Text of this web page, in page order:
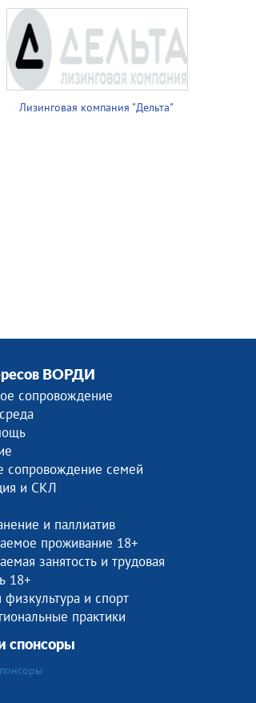
Лизинговая компания "Дельта"
ВОРДИ
сопровождение
сопровождение семей
и СКЛ
и паллиатив
проживание 18+
занятость и трудовая
18+
физкультура и спорт
практики
спонсоры